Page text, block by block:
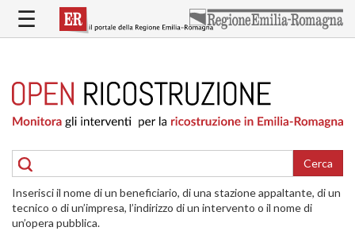
contenuto
RICOSTRUZIONE
PUBBLICA
DELLE
ABITAZIONI
RICOSTRUZIONE
ATTIVITÀ
☰
Cerca
Inserisci il nome di un beneficiario, di una stazione appaltante, di un
tecnico o di un’impresa, l’indirizzo di un intervento o il nome di
un’opera pubblica.